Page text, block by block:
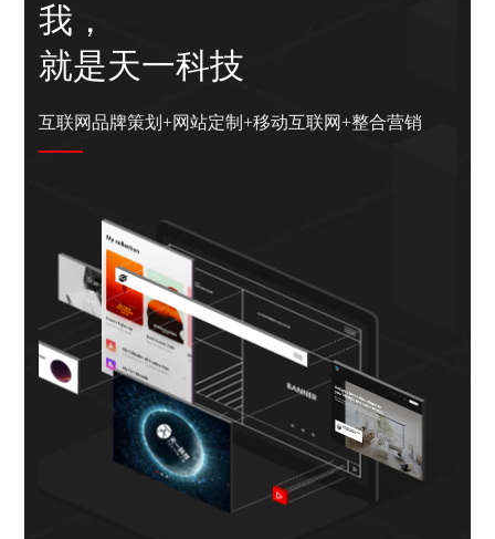
我，
就是天一科技
互联网品牌策划+网站定制+移动互联网+整合营销